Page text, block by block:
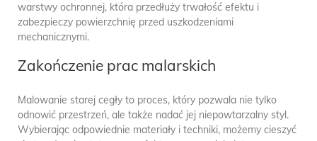
warstwy ochronnej, która przedłuży trwałość efektu i
zabezpieczy powierzchnię przed uszkodzeniami
mechanicznymi.
Zakończenie prac malarskich
Malowanie starej cegły to proces, który pozwala nie tylko
odnowić przestrzeń, ale także nadać jej niepowtarzalny styl.
Wybierając odpowiednie materiały i techniki, możemy cieszyć